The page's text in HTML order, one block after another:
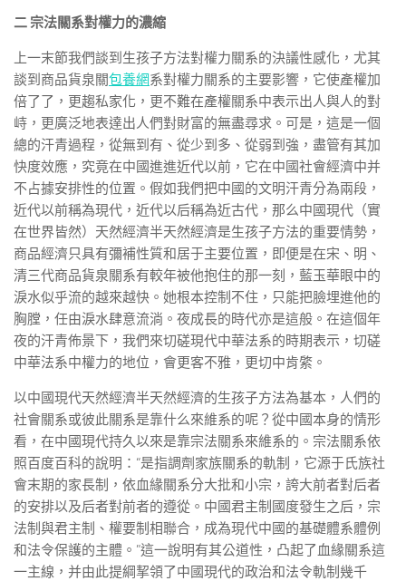
二 宗法關系對權力的濃縮
上一末節我們談到生孩子方法對權力關系的決議性感化，尤其
談到商品貨泉關包養網系對權力關系的主要影響，它使產權加
倍了了，更趨私家化，更不難在產權關系中表示出人與人的對
峙，更廣泛地表達出人們對財富的無盡尋求。可是，這是一個
總的汗青過程，從無到有、從少到多、從弱到強，盡管有其加
快度效應，究竟在中國進進近代以前，它在中國社會經濟中并
不占據安排性的位置。假如我們把中國的文明汗青分為兩段，
近代以前稱為現代，近代以后稱為近古代，那么中國現代（實
在世界皆然）天然經濟半天然經濟是生孩子方法的重要情勢，
商品經濟只具有彌補性質和居于主要位置，即便是在宋、明、
清三代商品貨泉關系有較年被他抱住的那一刻，藍玉華眼中的
淚水似乎流的越來越快。她根本控制不住，只能把臉埋進他的
胸膛，任由淚水肆意流淌。夜成長的時代亦是這般。在這個年
夜的汗青佈景下，我們來切磋現代中華法系的時期表示，切磋
中華法系中權力的地位，會更客不雅，更切中肯綮。
以中國現代天然經濟半天然經濟的生孩子方法為基本，人們的
社會關系或彼此關系是靠什么來維系的呢？從中國本身的情形
看，在中國現代持久以來是靠宗法關系來維系的。宗法關系依
照百度百科的說明：“是指調劑家族關系的軌制，它源于氏族社
會末期的家長制，依血緣關系分大批和小宗，誇大前者對后者
的安排以及后者對前者的遵從。中國君主制國度發生之后，宗
法制與君主制、權要制相聯合，成為現代中國的基礎體系體例
和法令保護的主體。”這一說明有其公道性，凸起了血緣關系這
一主線，并由此提綱挈領了中國現代的政治和法令軌制幾千